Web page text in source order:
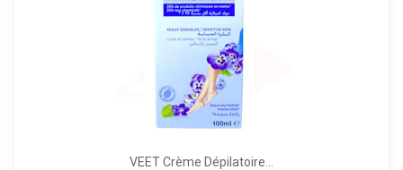
VEET Crème Dépilatoire...